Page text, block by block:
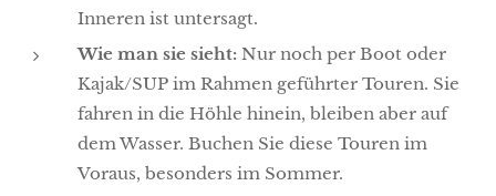
Inneren ist untersagt.
Wie man sie sieht: Nur noch per Boot oder
Kajak/SUP im Rahmen geführter Touren. Sie
fahren in die Höhle hinein, bleiben aber auf
dem Wasser. Buchen Sie diese Touren im
Voraus, besonders im Sommer.